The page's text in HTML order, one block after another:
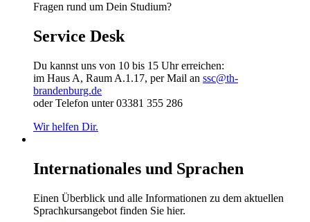
Fragen rund um Dein Studium?
Service Desk
Du kannst uns von 10 bis 15 Uhr erreichen:
im Haus A, Raum A.1.17, per Mail an ssc@th-
brandenburg.de
oder Telefon unter 03381 355 286
Wir helfen Dir.
Internationales und Sprachen
Einen Überblick und alle Informationen zu dem aktuellen
Sprachkursangebot finden Sie hier.